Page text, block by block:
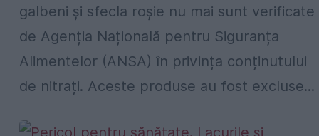
galbeni și sfecla roșie nu mai sunt verificate
de Agenția Națională pentru Siguranța
Alimentelor (ANSA) în privința conținutului
de nitrați. Aceste produse au fost excluse...